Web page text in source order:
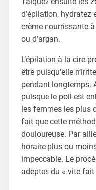
d’épilation, hydratez
crème nourrissante à
ou d’argan.
L’épilation à la cire
être puisqu’elle
pendant longtemps.
puisque le poil est
les femmes les plus
fait que cette
douloureuse. Par
horaire plus ou
impeccable. Le
adeptes du « vite